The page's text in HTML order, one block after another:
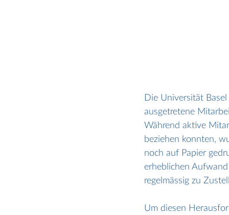
Die Universität
ausgetretene
Während aktive
beziehen konnten,
noch auf Papier
erheblichen
regelmässig zu
Um diesen